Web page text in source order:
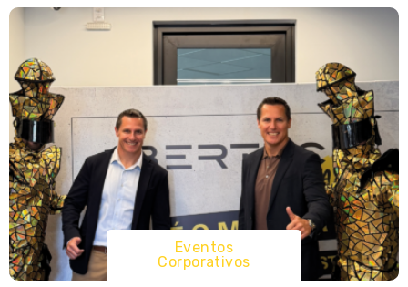
Eventos
Corporativos